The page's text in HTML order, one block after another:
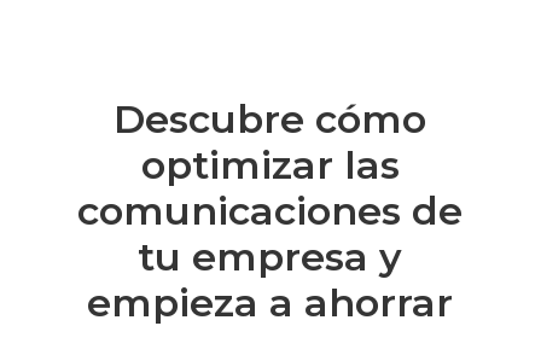
Descubre cómo
optimizar las
comunicaciones de
tu empresa y
empieza a ahorrar